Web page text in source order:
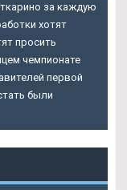
за каждую
хотят
просить
чемпионате
первой
были